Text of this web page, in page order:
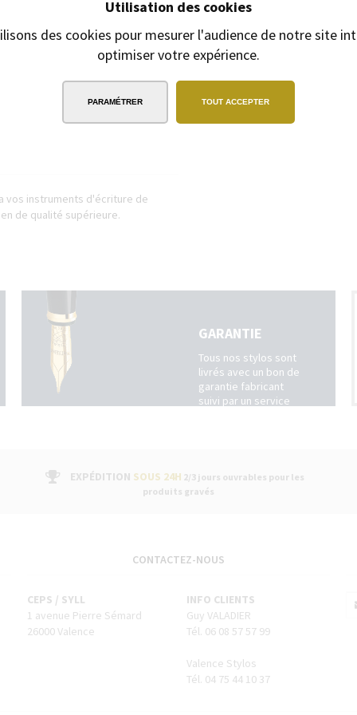
Utilisation des cookies
des cookies pour mesurer l'audience de notre site
optimiser votre expérience.
PARAMÉTRER TOUT ACCEPTER
EXPÉDITION
gravés
vos instruments d'écriture de
de qualité supérieure.
GARANTIE
Tous nos stylos sont
livrés avec un bon de
garantie fabricant
suivi par un service
EXPÉDITION SOUS 24H 2/3 jours ouvrables pour les
produits gravés
CONTACTEZ-NOUS
CEPS / SYLL
1 avenue Pierre Sémard
26000 Valence
INFO CLIENTS
Guy VALADIER
Tél. 06 08 57 57 99
Valence Stylos
Tél. 04 75 44 10 37